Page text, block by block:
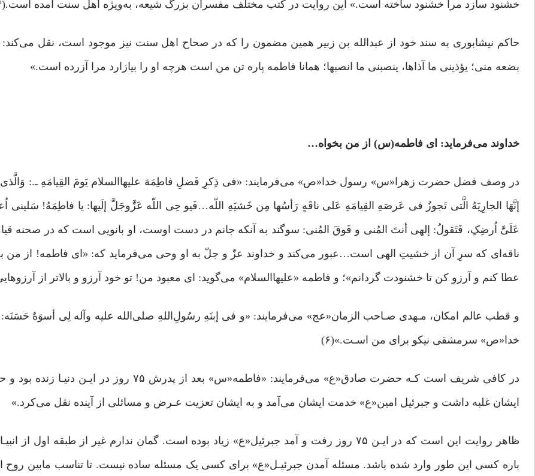
خشنود سازد مرا خشنود ساخته است.» این روایت در کتب مختلف مفسران بزرگ شیعه، به‌ویژه اهل سنت آمده است.(۴)
حاکم نیشابوری به سند خود از عبدالله بن زبیر همین مضمون را که در صحاح اهل سنت نیز موجود است، نقل می‌کند:
بضعه منی؛ یؤذینی ما آذاها، ینصبنی ما انصبها؛ همانا فاطمه پاره تن من است هرچه او را بیازارد مرا آزرده است.»
خداوند می‌فرماید: ای فاطمه(س) از من بخواه…
در وصف فضل حضرت زهرا«س» رسول خدا«ص» می‌فرمایند: «فی ذِکرِ فَضلِ فاطِمَهَ علیهاالسلام یَومَ القِیامَهِ ـ.: وَالَّذی
إنَّهَا الجارِیَهُ الَّتی تَجوزُ فی عَرصَهِ القِیامَهِ عَلی ناقَهٍ رَأسُها مِن خَشیَهِ اللّه‏…فَیو حِی اللّه‏ عَزَّوجَلَّ إلَیها: یا فاطِمَهُ! سَلینی
عَلَیَّ اُرضِکِ، فَتَقولُ: إلهی أنتَ المُنی و فَوقَ المُنی: سوگند به آنکه‏ جانم در دست اوست، او بانویی است که در صحنه
ناقه‌‌ای که سرِ آن از خشیتِ الهی است…عبور می‌کند و خداوند عزّ و جلّ به او وحی می‏‌فرماید که: «ای فاطمه! از من
عطا کنم و آرزو کن تا خشنودت گردانم»؛ و فاطمه «علیهاالسلام» می‏‌گوید:‌ ای معبود من! تو خود آرزو و بالاتر از
و قطب عالم امکان، مـهدی صـاحب الزمان«عج» می‌فرمایند: «و فی إبنَهِ رسُولِ‌اللهِ صلی‌الله علیه وآله لِی أسوَهٌ
خدا«ص» سرمشقى نیکو برای من اسـت.»(۶)
در کافی شریف است کـه حضرت صادق«ع» می‌فرمایند: «فاطمه«س» بعد از پدرش ۷۵ روز در
ایشان غلبه داشت و جبرئیل امین«ع» خدمت ایشان می‌آمد و به ایشان تعزیت عـرض و مسائلی از آینده نقل می‌کرد.»
ظاهر روایت این است که در ایـن ۷۵ روز رفت و آمد جبرئیل«ع» زیاد بوده است. گمان ندارم غیر از طبقه اول از
باره کسی این طور وارد شده باشد. مسئله آمدن جبرئیـل«ع» برای کسی یک مسئله ساده نیست. تا تناسب مابین